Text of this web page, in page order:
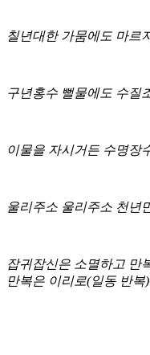
칠년대한 가뭄에도 마르
구년홍수 뻘물에도 수질
이물을 자시거든 수명장
울리주소 울리주소 천년
잡귀잡신은 소멸하고 만
만복은 이리로(일동 반복